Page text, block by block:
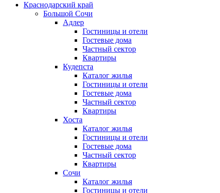
Краснодарский край
Большой Сочи
Адлер
Гостиницы и отели
Гостевые дома
Частный сектор
Квартиры
Кудепста
Каталог жилья
Гостиницы и отели
Гостевые дома
Частный сектор
Квартиры
Хоста
Каталог жилья
Гостиницы и отели
Гостевые дома
Частный сектор
Квартиры
Сочи
Каталог жилья
Гостиницы и отели